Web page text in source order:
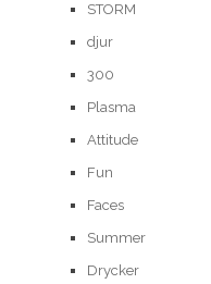
STORM
djur
300
Plasma
Attitude
Fun
Faces
Summer
Drycker